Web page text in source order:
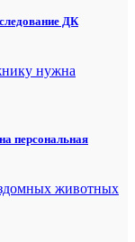
ДК
персональная